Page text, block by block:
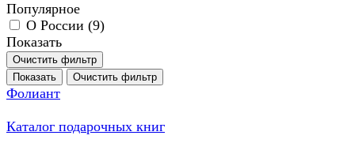
Популярное
О России (9)
Показать
Очистить фильтр
Показать
Очистить фильтр
Фолиант
Каталог подарочных книг